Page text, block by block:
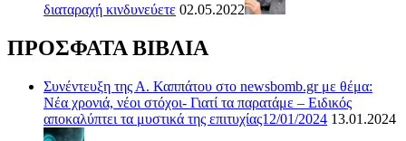
διαταραχή κινδυνεύετε 02.05.2022
ΠΡΟΣΦΑΤΑ ΒΙΒΛΙΑ
Συνέντευξη της Α. Καππάτου στο newsbomb.gr με θέμα:
Νέα χρονιά, νέοι στόχοι- Γιατί τα παρατάμε – Ειδικός
αποκαλύπτει τα μυστικά της επιτυχίας12/01/2024 13.01.2024